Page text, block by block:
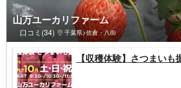
山万ユーカリファーム
口コミ(34) 千葉県>佐倉・八街
【収穫体験】さつまいも